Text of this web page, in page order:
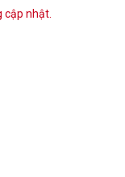
cập nhật.